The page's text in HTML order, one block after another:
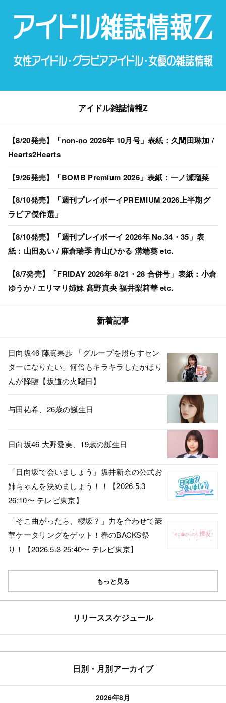
アイドル雑誌情報Z
【8/20発売】「non-no 2026年 10月号」表紙：久間田琳加 /
Hearts2Hearts
【9/26発売】「BOMB Premium 2026」表紙：一ノ瀬瑠菜
【8/10発売】「週刊プレイボーイPREMIUM 2026上半期グ
ラビア傑作選」
【8/10発売】「週刊プレイボーイ 2026年 No.34・35」表
紙：山田あい / 麻倉瑞季 青山ひかる 溝端葵 etc.
【8/7発売】「FRIDAY 2026年 8/21・28 合併号」表紙：小倉
ゆうか / エリマリ姉妹 髙野真央 福井梨莉華 etc.
新着記事
日向坂46 藤嶌果歩 「グループを照らすセン
ターになりたい」何倍もキラキラしたかほり
んが降臨【坂道の火曜日】
与田祐希、26歳の誕生日
日向坂46 大野愛実、19歳の誕生日
「日向坂で会いましょう」坂井新奈の公式お
姉ちゃんを決めましょう！！【2026.5.3
26:10〜 テレビ東京】
「そこ曲がったら、櫻坂？」力を合わせて豪
華ケータリングをゲット！春のBACKS祭
り！【2026.5.3 25:40〜 テレビ東京】
もっと見る
リリーススケジュール
日別・月別アーカイブ
2026年8月